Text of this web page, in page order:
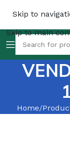
Skip to
Skip to main
Home